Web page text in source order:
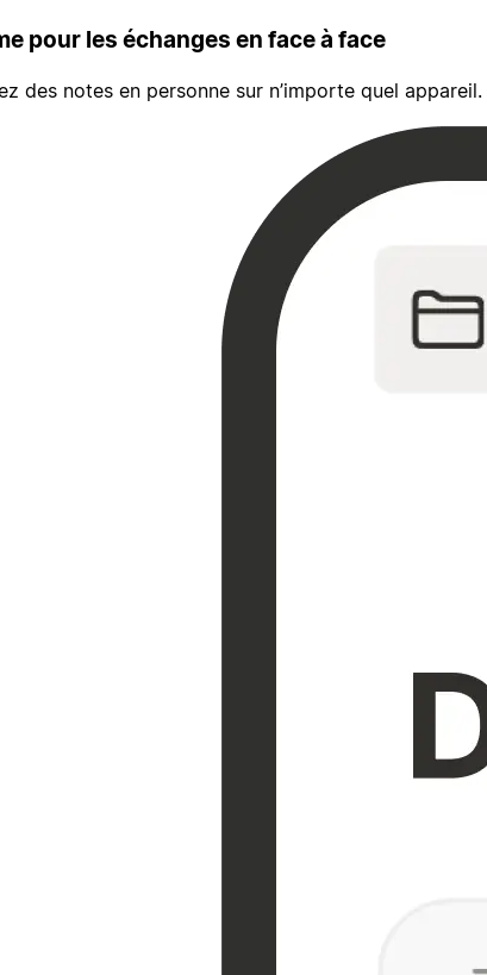
pour les échanges en face à face
des notes en personne sur n’importe quel appareil.